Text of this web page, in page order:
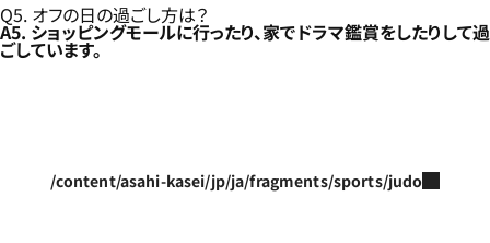
Q5. オフの日の過ごし方は？
A5. ショッピングモールに行ったり、家でドラマ鑑賞をしたりして過
ごしています。
/content/asahi-kasei/jp/ja/fragments/sports/judo